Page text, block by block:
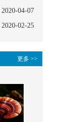
2020-04-07
2020-02-25
更多 >>